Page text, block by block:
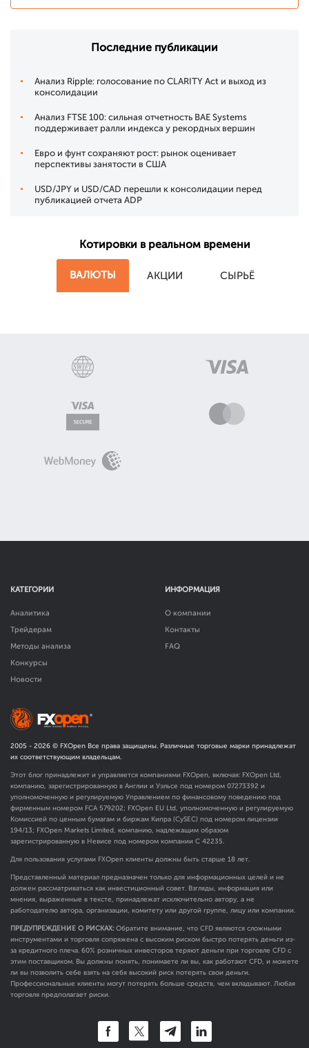
Последние публикации
Анализ Ripple: голосование по CLARITY Act и выход из
консолидации
Анализ FTSE 100: сильная отчетность BAE Systems
поддерживает ралли индекса у рекордных вершин
Евро и фунт сохраняют рост: рынок оценивает
перспективы занятости в США
USD/JPY и USD/CAD перешли к консолидации перед
публикацией отчета ADP
Котировки в реальном времени
ВАЛЮТЫ АКЦИИ СЫРЬЁ
КАТЕГОРИИ
Аналитика
Трейдерам
Методы анализа
Конкурсы
Новости
ИНФОРМАЦИЯ
О компании
Контакты
FAQ
2005 - 2026 © FXOpen Все права защищены. Различные торговые марки принадлежат
их соответствующим владельцам.
Этот блог принадлежит и управляется компаниями FXOpen, включая: FXOpen Ltd,
компанию, зарегистрированную в Англии и Уэльсе под номером 07273392 и
уполномоченную и регулируемую Управлением по финансовому поведению под
фирменным номером FCA 579202; FXOpen EU Ltd, уполномоченную и регулируемую
Комиссией по ценным бумагам и биржам Кипра (CySEC) под номером лицензии
194/13; FXOpen Markets Limited, компанию, надлежащим образом
зарегистрированную в Невисе под номером компании C 42235.
Для пользования услугами FXOpen клиенты должны быть старше 18 лет.
Представленный материал предназначен только для информационных целей и не
должен рассматриваться как инвестиционный совет. Взгляды, информация или
мнения, выраженные в тексте, принадлежат исключительно автору, а не
работодателю автора, организации, комитету или другой группе, лицу или компании.
ПРЕДУПРЕЖДЕНИЕ О РИСКАХ: Обратите внимание, что CFD являются сложными
инструментами и торговля сопряжена с высоким риском быстро потерять деньги из-
за кредитного плеча. 60% розничных инвесторов теряют деньги при торговле CFD с
этим поставщиком. Вы должны понять, понимаете ли вы, как работают CFD, и можете
ли вы позволить себе взять на себя высокий риск потерять свои деньги.
Профессиональные клиенты могут потерять больше средств, чем вкладывают. Любая
торговля предполагает риски.